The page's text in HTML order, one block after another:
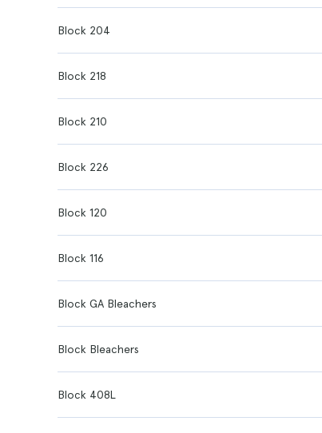
Block 204
Block 218
Block 210
Block 226
Block 120
Block 116
Block GA Bleachers
Block Bleachers
Block 408L